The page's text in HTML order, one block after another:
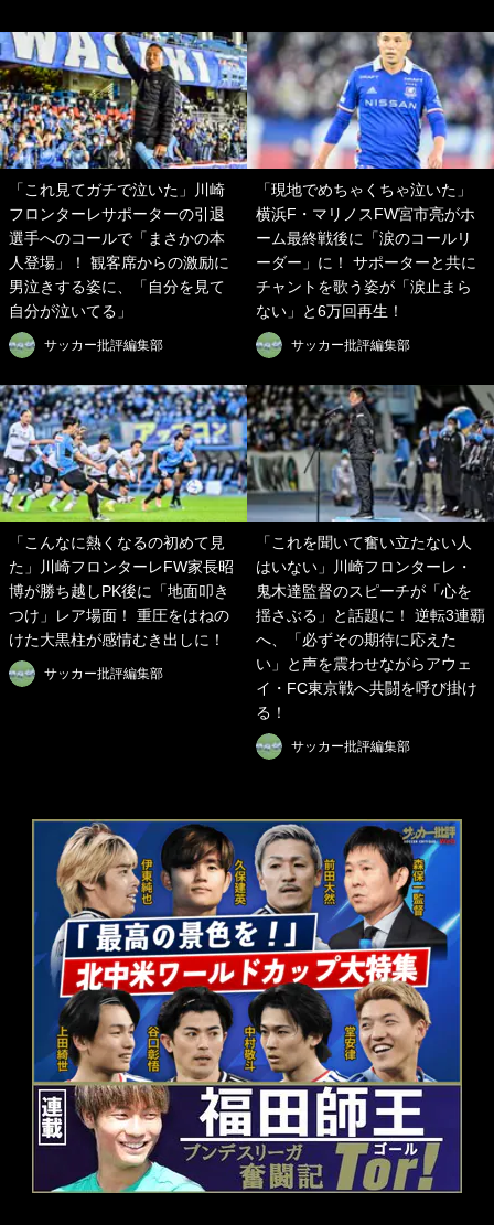
「これ見てガチで泣いた」川崎
フロンターレサポーターの引退
選手へのコールで「まさかの本
人登場」！ 観客席からの激励に
男泣きする姿に、「自分を見て
自分が泣いてる」
サッカー批評編集部
「現地でめちゃくちゃ泣いた」
横浜F・マリノスFW宮市亮がホ
ーム最終戦後に「涙のコールリ
ーダー」に！ サポーターと共に
チャントを歌う姿が「涙止まら
ない」と6万回再生！
サッカー批評編集部
「こんなに熱くなるの初めて見
た」川崎フロンターレFW家長昭
博が勝ち越しPK後に「地面叩き
つけ」レア場面！ 重圧をはねの
けた大黒柱が感情むき出しに！
サッカー批評編集部
「これを聞いて奮い立たない人
はいない」川崎フロンターレ・
鬼木達監督のスピーチが「心を
揺さぶる」と話題に！ 逆転3連覇
へ、「必ずその期待に応えた
い」と声を震わせながらアウェ
イ・FC東京戦へ共闘を呼び掛け
る！
サッカー批評編集部